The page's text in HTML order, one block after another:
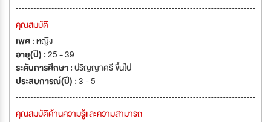
คุณสมบัติ
เพศ :หญิง
อายุ(ปี) :25 - 39
ระดับการศึกษา :ปริญญาตรี ขึ้นไป
ประสบการณ์(ปี) :3 - 5
คุณสมบัติด้านความรู้และความสามารถ